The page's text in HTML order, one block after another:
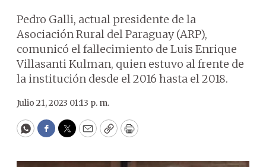
Pedro Galli, actual presidente de la
Asociación Rural del Paraguay (ARP),
comunicó el fallecimiento de Luis Enrique
Villasanti Kulman, quien estuvo al frente de
la institución desde el 2016 hasta el 2018.
Julio 21, 2023 01:13 p. m.
WhatsApp
Facebook
Twitter
EmailCopyPrint